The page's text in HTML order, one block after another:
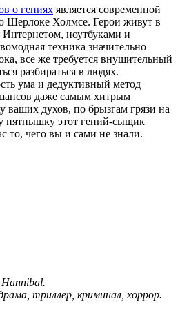
о гениях является современной
Шерлоке Холмсе. Герои живут в
ноутбуками и
техника значительно
все же требуется внушительный
разбираться в людях.
ума и дедуктивный метод
даже самым хитрым
ваших духов, по брызгам грязи на
пятнышку этот гений-сыщик
то, чего вы и сами не знали.
Hannibal.
триллер, криминал, хоррор.